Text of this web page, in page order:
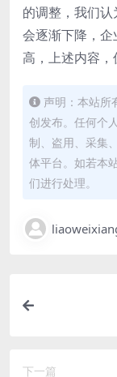
的调整，我们
会逐渐下降，
高，上述内容，
声明：本站所
创发布。任何个
制、盗用、采集
体平台。如若本
们进行处理。
下一篇